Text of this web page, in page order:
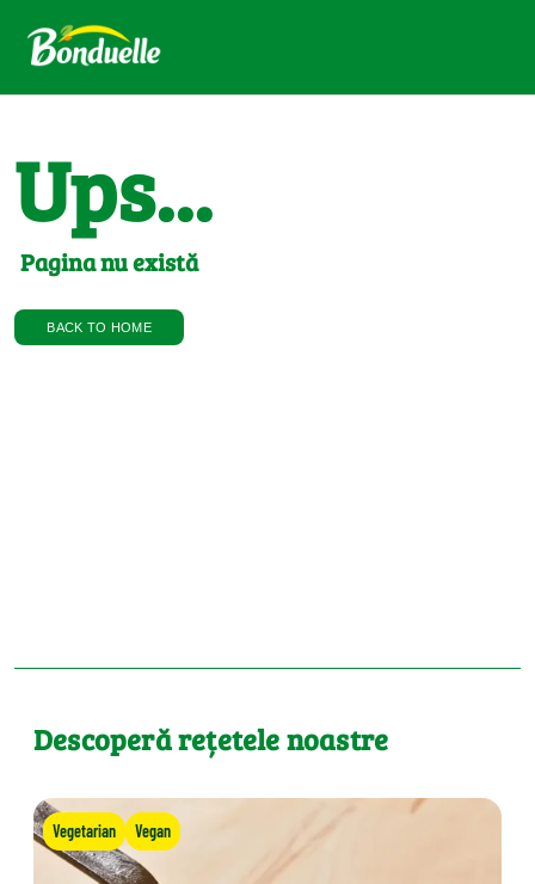
Ups...
Pagina nu există
BACK TO HOME
Descoperă rețetele noastre
Vegetarian Vegan